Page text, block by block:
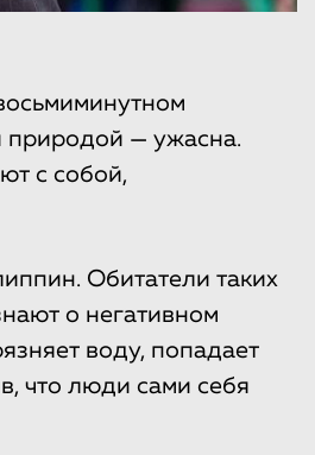
природой — ужасна.
с собой,
Обитатели таких
о негативном
воду, попадает
что люди сами себя